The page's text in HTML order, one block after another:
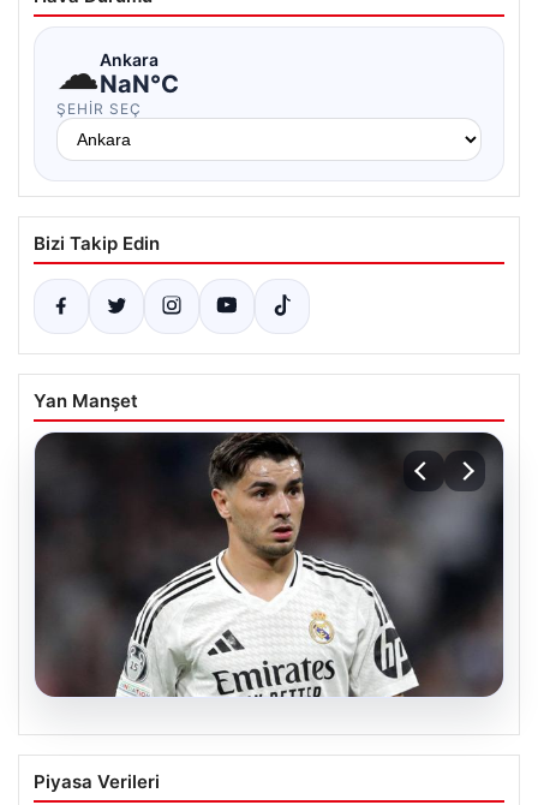
☁Ankara
NaN°C
ŞEHIR SEÇ
Bizi Takip Edin
Yan Manşet
Beşiktaş’ta Salah Sonrası Yüksek Hızlı
Transfer Hamlesi: Real Madrid’in Yıldızı
Piyasa Verileri